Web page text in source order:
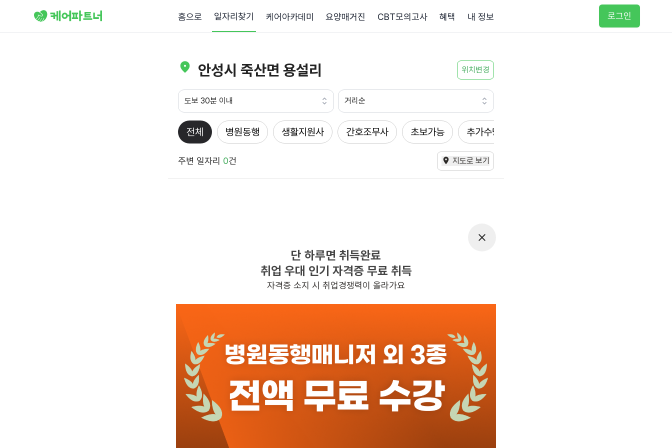
홈으로 일자리찾기 케어아카데미 요양매거진 CBT모의고사 혜택 내 정보 로그인
안성시 죽산면 용설리 위치변경
도보 30분 이내 거리순
전체 병원동행 생활지원사 간호조무사 초보가능 추가수당
주변 일자리 0건 지도로 보기
찾으시는 조건의 일자리가 없습니다
더욱더 노력하는 케어파트너가 되겠습니다.
단 하루면 취득완료
취업 우대 인기 자격증 무료 취득
자격증 소지 시 취업경쟁력이 올라가요